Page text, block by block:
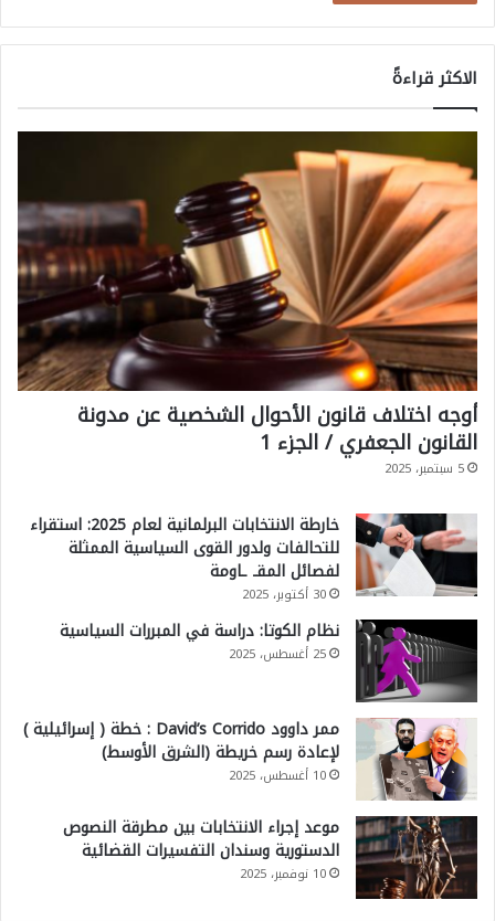
لالاكثر قراءةً
أوجه اختلاف قانون الأحوال الشخصية عن مدونة
القانون الجعفري / الجزء 1
5 سبتمبر، 2025
خارطة الانتخابات البرلمانية لعام 2025: استقراء
للتحالفات ولدور القوى السياسية الممثلة
لفصائل المقـ ـاومة
30 أكتوبر، 2025
نظام الكوتا: دراسة في المبررات السياسية
25 أغسطس، 2025
ممر داوود David’s Corrido : خطة ( إسرائيلية )
لإعادة رسم خريطة (الشرق الأوسط)
10 أغسطس، 2025
موعد إجراء الانتخابات بين مطرقة النصوص
الدستورية وسندان التفسيرات القضائية
10 نوفمبر، 2025